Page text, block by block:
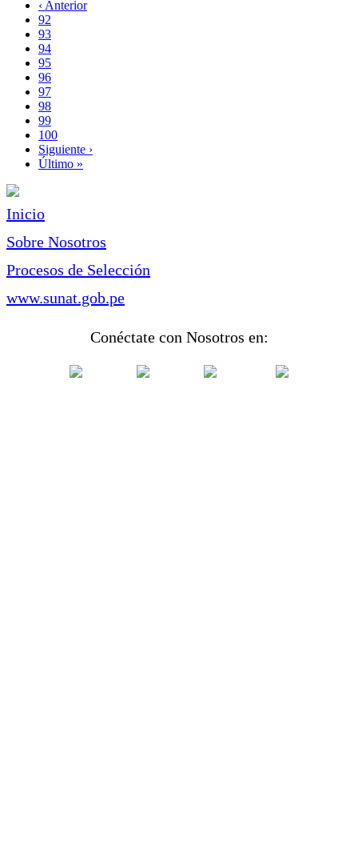
Paginación
página
Página
anterior
‹ Anterior
Page
92
Page
93
Page
94
Page
95
Página
actual
96
Page
97
Page
98
Page
99
Page
100
Siguiente
página
Siguiente ›
Última
Último »
Inicio
Sobre Nosotros
Procesos de Selección
www.sunat.gob.pe
Conéctate con Nosotros en: